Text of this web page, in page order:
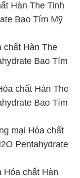
Hàn The Tinh
Bao Tím Mỹ
chất Hàn The
Bao Tím
chất Hàn The
Bao Tím
mại Hóa chất
Pentahydrate
Hóa chất Hàn